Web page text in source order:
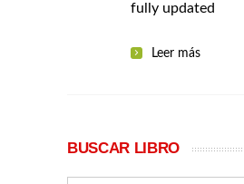
fully updated
Leer más
BUSCAR LIBRO